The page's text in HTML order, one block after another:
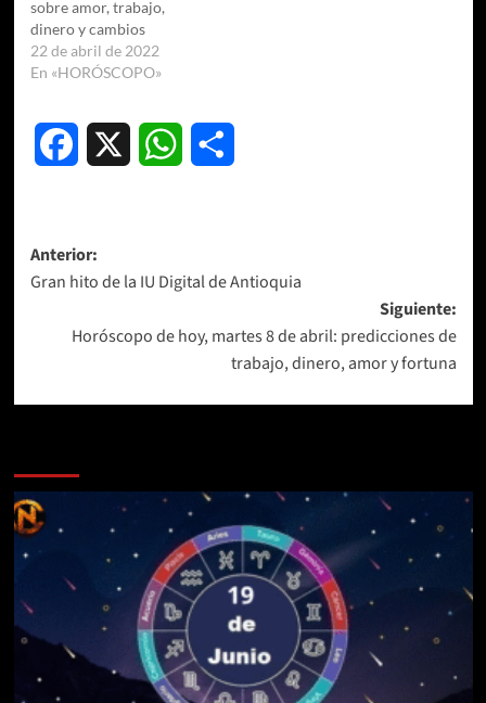
sobre amor, trabajo,
dinero y cambios
22 de abril de 2022
En «HORÓSCOPO»
Facebook WhatsApp
Navegación
de
entradas
Anterior:
Gran hito de la IU Digital de Antioquia
Siguiente:
Horóscopo de hoy, martes 8 de abril: predicciones de
trabajo, dinero, amor y fortuna